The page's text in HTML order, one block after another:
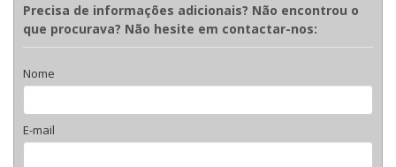
Precisa de informações adicionais? Não encontrou o
que procurava? Não hesite em contactar-nos:
Nome
E-mail